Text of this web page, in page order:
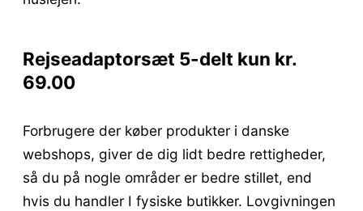
Rejseadaptorsæt 5-delt kun kr.
69.00
Forbrugere der køber produkter i danske
webshops, giver de dig lidt bedre rettigheder,
så du på nogle områder er bedre stillet, end
hvis du handler I fysiske butikker. Lovgivningen